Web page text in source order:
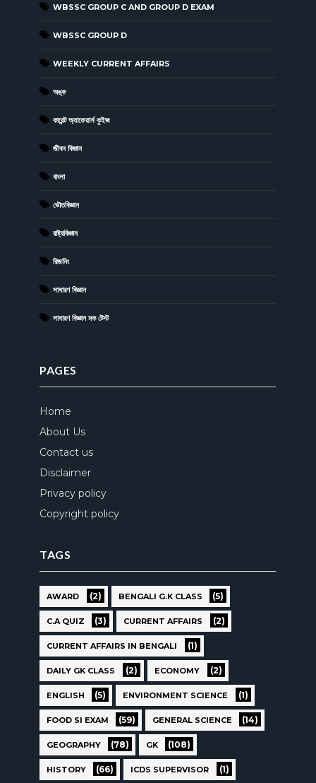
WBSSC GROUP C AND GROUP D EXAM
WBSSC GROUP D
WEEKLY CURRENT AFFAIRS
অঙ্ক
কারেন্ট অ্যাফেয়ার্স কুইজ
জীবন বিজ্ঞান
বাংলা
ভৌতবিজ্ঞান
রাষ্ট্রবিজ্ঞান
রিজনিং
সাধারণ বিজ্ঞান
সাধারণ বিজ্ঞান মক টেস্ট
PAGES
Home
About Us
Contact us
Disclaimer
Privacy policy
Copyright policy
TAGS
AWARD (2) BENGALI G.K CLASS (5)
C.A QUIZ (3) CURRENT AFFAIRS (2)
CURRENT AFFAIRS IN BENGALI (1)
DAILY GK CLASS (2) ECONOMY (2)
ENGLISH (5) ENVIRONMENT SCIENCE (1)
FOOD SI EXAM (59) GENERAL SCIENCE (14)
GEOGRAPHY (78) GK (108)
HISTORY (66) ICDS SUPERVISOR (1)